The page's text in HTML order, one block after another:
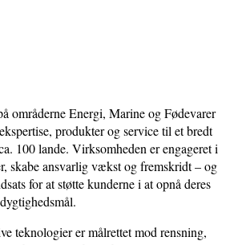
områderne Energi, Marine og Fødevarer
produkter og service til et bredt
100 lande. Virksomheden er engageret i
skabe ansvarlig vækst og fremskridt – og
for at støtte kunderne i at opnå deres
teknologier er målrettet mod rensning,